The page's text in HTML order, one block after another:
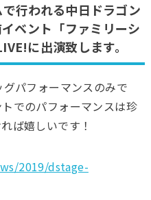
行われる中日ドラゴン
ベント「ファミリーシ
に出演致します。
パフォーマンスのみで
でのパフォーマンスは珍
ば嬉しいです！
2019/dstage-